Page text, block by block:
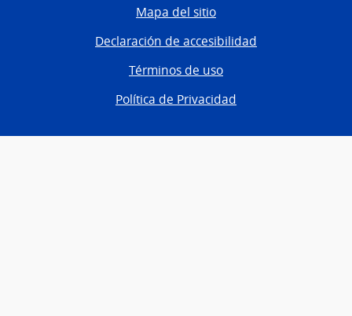
Mapa del sitio
Declaración de accesibilidad
Términos de uso
Política de Privacidad